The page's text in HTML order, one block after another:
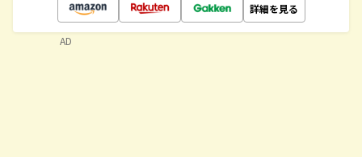
詳細を見る
AD